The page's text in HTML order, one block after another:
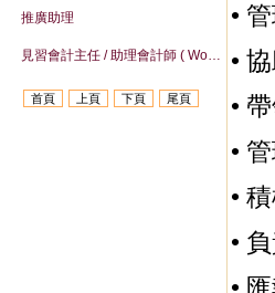
推廣助理
見習會計主任 / 助理會計師 ( Work-life balance )
首頁 上頁 下頁 尾頁
•
•
•
•
•
•